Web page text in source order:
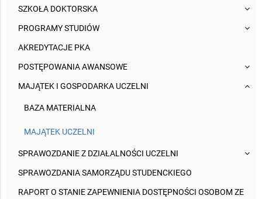
SZKOŁA DOKTORSKA
PROGRAMY STUDIÓW
AKREDYTACJE PKA
POSTĘPOWANIA AWANSOWE
MAJĄTEK I GOSPODARKA UCZELNI
BAZA MATERIALNA
MAJĄTEK UCZELNI
SPRAWOZDANIE Z DZIAŁALNOŚCI UCZELNI
SPRAWOZDANIA SAMORZĄDU STUDENCKIEGO
RAPORT O STANIE ZAPEWNIENIA DOSTĘPNOŚCI OSOBOM ZE